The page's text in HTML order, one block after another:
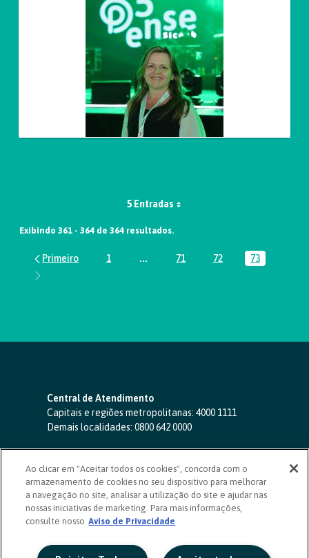
5 Entradas
Exibindo 361 - 364 de 364 resultados.
Página
1 ...Páginas intermediárias Usar ABA
Página
71 Página
72 Página
73
Central de Atendimento
Capitais e regiões metropolitanas: 4000 1111
Demais localidades: 0800 642 0000
SAC 24 horas-0800 724 4420
Ouvidoria
0800 725 0996
(de segunda a sexta, das 8h às 20h)
ouvidoriasicoob.com.br
Deficientes auditivos ou de fala
Ao clicar em "Aceitar todos os cookies", concorda com o
armazenamento de cookies no seu dispositivo para melhorar
a navegação no site, analisar a utilização do site e ajudar nas
nossas iniciativas de marketing. Para mais informações,
consulte nosso Aviso de Privacidade